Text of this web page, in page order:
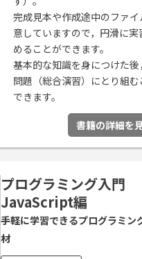
完成見本や作成途中のファイ
意していますので，円滑に実
めることができます。
基本的な知識を身につけた後
問題（総合演習）にとり組む
できます。
書籍の詳細を
プログラミング入門
JavaScript編
手軽に学習できるプログラミン
材